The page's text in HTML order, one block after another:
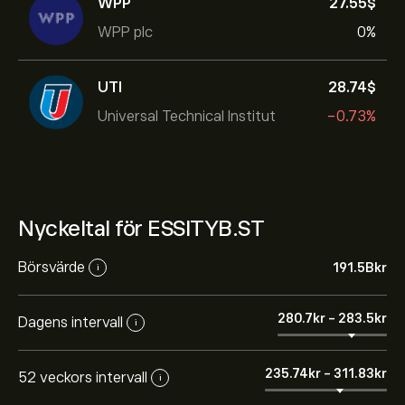
WPP plc
0%
UTI
Universal Technical Institut
28.74‎$‎
-0.73%
Nyckeltal för ESSITYB.ST
Börsvärde i 191.5B‎kr‎
Dagens intervall i 280.7‎kr‎ - 283.5‎kr‎
52 veckors intervall i 235.74‎kr‎ - 311.83‎kr‎